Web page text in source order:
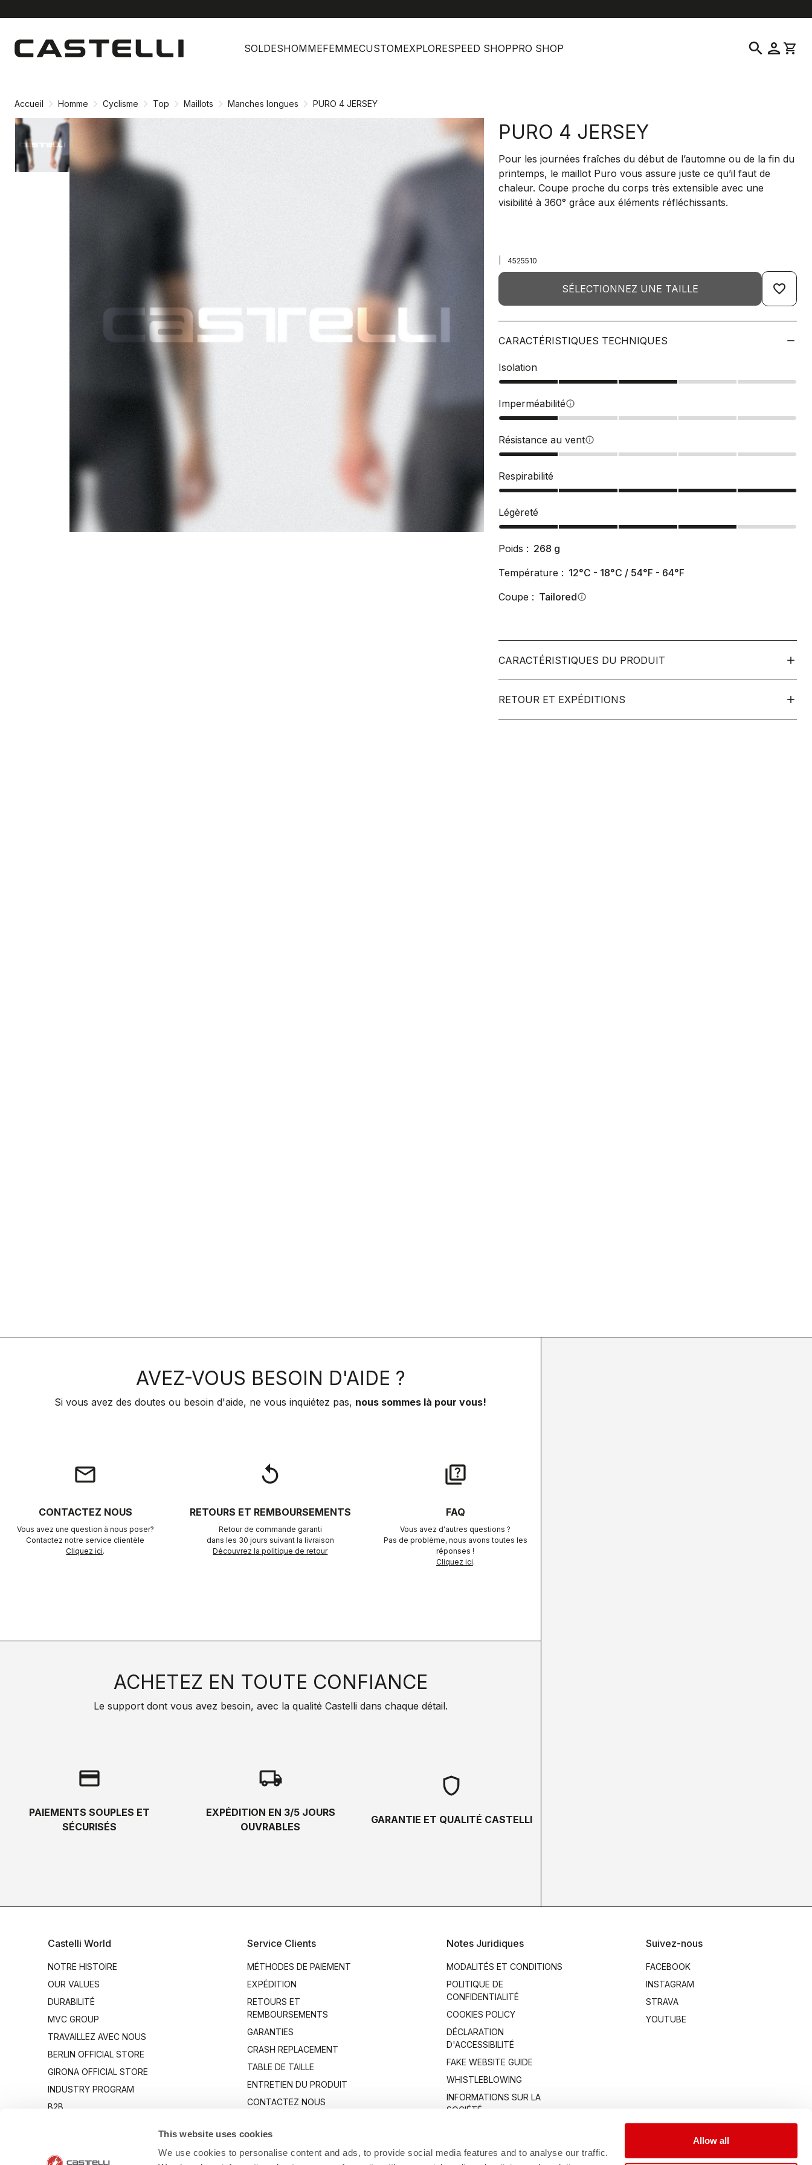
This website uses cookies
We use cookies to personalise content and ads, to provide social media features and to analyse our traffic.
Allow all
contenu
SOLDESHOMMEFEMMECUSTOMEXPLORESPEED SHOPPRO SHOP search person shopping_cart
Accueil Homme Cyclisme Top Maillots Manches longues PURO 4 JERSEY
PURO 4 JERSEY
Pour les journées fraîches du début de l’automne ou de la fin du
printemps, le maillot Puro vous assure juste ce qu’il faut de
chaleur. Coupe proche du corps très extensible avec une
visibilité à 360° grâce aux éléments réfléchissants.
4525510
SÉLECTIONNEZ UNE TAILLE favorite_border
CARACTÉRISTIQUES TECHNIQUES
Isolation
Imperméabilitéinfo
Résistance au ventinfo
Respirabilité
Légèreté
Poids : 268 g
Température : 12°C - 18°C / 54°F - 64°F
Coupe : Tailoredinfo
CARACTÉRISTIQUES DU PRODUIT
RETOUR ET EXPÉDITIONS
AVEZ-VOUS BESOIN D'AIDE ?
Si vous avez des doutes ou besoin d'aide, ne vous inquiétez pas, nous sommes là pour vous!
email
CONTACTEZ NOUS
Vous avez une question à nous poser?
Contactez notre service clientèle
Cliquez ici.
replay
RETOURS ET REMBOURSEMENTS
Retour de commande garanti
dans les 30 jours suivant la livraison
Découvrez la politique de retour
quiz
FAQ
Vous avez d'autres questions ?
Pas de problème, nous avons toutes les
réponses !
Cliquez ici.
ACHETEZ EN TOUTE CONFIANCE
Le support dont vous avez besoin, avec la qualité Castelli dans chaque détail.
credit_card
PAIEMENTS SOUPLES ET
SÉCURISÉS
local_shipping
EXPÉDITION EN 3/5 JOURS
OUVRABLES
shield
GARANTIE ET QUALITÉ CASTELLI
Castelli World
NOTRE HISTOIRE
OUR VALUES
DURABILITÉ
MVC GROUP
TRAVAILLEZ AVEC NOUS
BERLIN OFFICIAL STORE
GIRONA OFFICIAL STORE
INDUSTRY PROGRAM
B2B
Service Clients
MÉTHODES DE PAIEMENT
EXPÉDITION
RETOURS ET
REMBOURSEMENTS
GARANTIES
CRASH REPLACEMENT
TABLE DE TAILLE
ENTRETIEN DU PRODUIT
CONTACTEZ NOUS
Notes Juridiques
MODALITÉS ET CONDITIONS
POLITIQUE DE
CONFIDENTIALITÉ
COOKIES POLICY
DÉCLARATION
D'ACCESSIBILITÉ
FAKE WEBSITE GUIDE
WHISTLEBLOWING
INFORMATIONS SUR LA
SOCIÉTÉ
Suivez-nous
FACEBOOK
INSTAGRAM
STRAVA
YOUTUBE